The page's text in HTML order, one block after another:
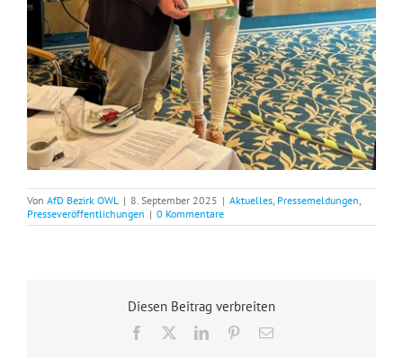
Von AfD Bezirk OWL | 8. September 2025 | Aktuelles Pressemeldungen
Presseveröffentlichungen | 0 Kommentare
Diesen Beitrag verbreiten
Facebook LinkedInPinterest
E-